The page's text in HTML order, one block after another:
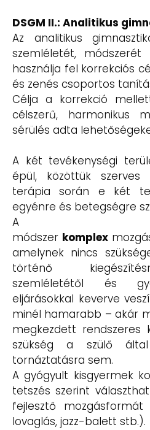
DSGM II.: Analitikus
Az analitikus
szemléletét, módszerét
használja fel korrekciós
és zenés csoportos
Célja a korrekció
célszerű, harmonikus
sérülés adta
A két tevékenységi
épül, közöttük szerves
terápia során e két
egyénre és betegségre
A
módszer komplex
amelynek nincs
történő
szemléletétől és
eljárásokkal keverve
minél hamarabb – akár
megkezdett rendszeres
szükség a szülő
tornáztatásra sem.
A gyógyult kisgyermek
tetszés szerint
fejlesztő mozgásformát
lovaglás, jazz-balett stb.).